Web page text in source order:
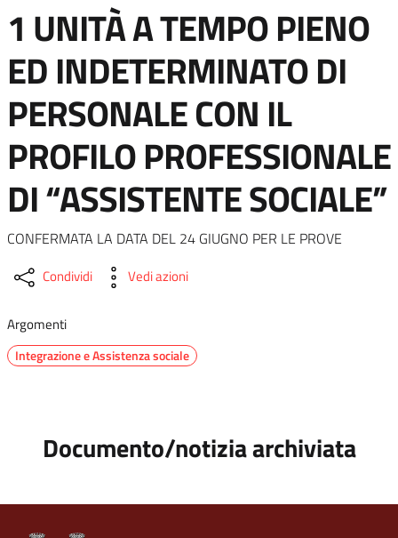
1 UNITÀ A TEMPO PIENO
ED INDETERMINATO DI
PERSONALE CON IL
PROFILO PROFESSIONALE
DI “ASSISTENTE SOCIALE”
CONFERMATA LA DATA DEL 24 GIUGNO PER LE PROVE
Condividi Vedi azioni
Argomenti
Integrazione e Assistenza sociale
Documento/notizia archiviata